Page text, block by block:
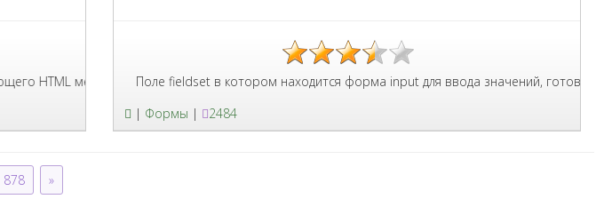
меню для Bootstrap 3 с использованием базовых селекторов.
Поле fieldset в котором находится форма input для ввода значений, готовый HTML
| Формы | 2484
878 »